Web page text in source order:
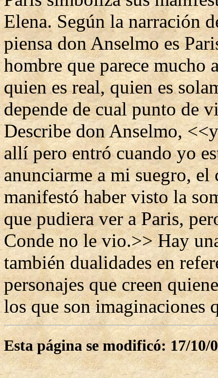
Elena. Según la narración
piensa don Anselmo es
hombre que parece mucho
quien es real, quien es
depende de cual punto de
Describe don Anselmo,
allí pero entró cuando yo
anunciarme a mi suegro,
manifestó haber visto la
que pudiera ver a Paris,
Conde no le vio.>> Hay
también dualidades en
personajes que creen
los que son imaginaciones
Esta página se modificó: 17/10/